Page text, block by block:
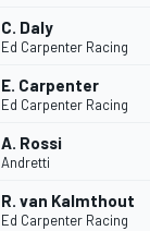
C. Daly
Ed Carpenter Racing
E. Carpenter
Ed Carpenter Racing
A. Rossi
Andretti
R. van Kalmthout
Ed Carpenter Racing